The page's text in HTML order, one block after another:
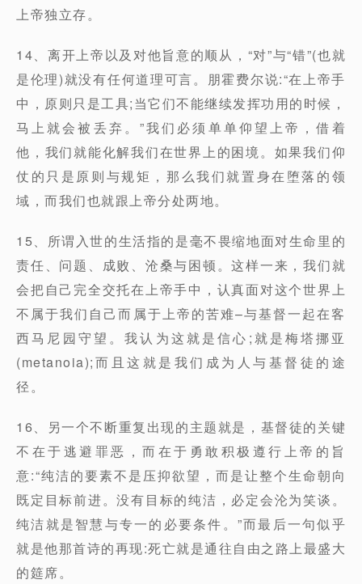
上帝独立存。
14、离开上帝以及对他旨意的顺从，“对”与“错”(也就
是伦理)就没有任何道理可言。朋霍费尔说:“在上帝手
中，原则只是工具;当它们不能继续发挥功用的时候，
马上就会被丢弃。”我们必须单单仰望上帝，借着
他，我们就能化解我们在世界上的困境。如果我们仰
仗的只是原则与规矩，那么我们就置身在堕落的领
域，而我们也就跟上帝分处两地。
15、所谓入世的生活指的是毫不畏缩地面对生命里的
责任、问题、成败、沧桑与困顿。这样一来，我们就
会把自己完全交托在上帝手中，认真面对这个世界上
不属于我们自己而属于上帝的苦难–与基督一起在客
西马尼园守望。我认为这就是信心;就是梅塔挪亚
(metanoia);而且这就是我们成为人与基督徒的途
径。
16、另一个不断重复出现的主题就是，基督徒的关键
不在于逃避罪恶，而在于勇敢积极遵行上帝的旨
意:“纯洁的要素不是压抑欲望，而是让整个生命朝向
既定目标前进。没有目标的纯洁，必定会沦为笑谈。
纯洁就是智慧与专一的必要条件。”而最后一句似乎
就是他那首诗的再现:死亡就是通往自由之路上最盛大
的筵席。